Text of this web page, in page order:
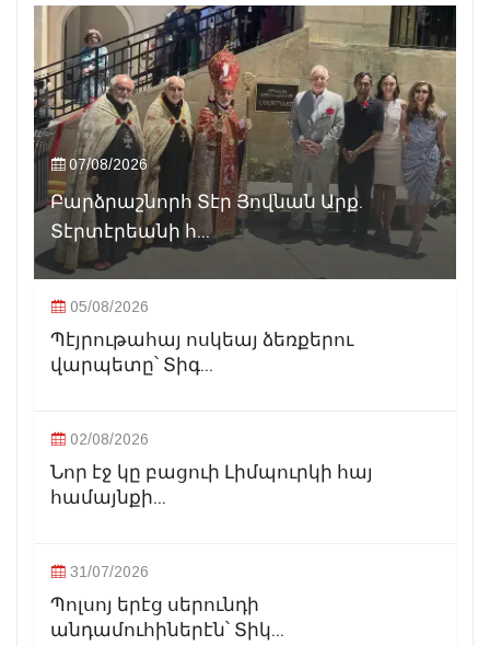
07/08/2026
Բարձրաշնորհ Տէր Յովնան Արք.
Տէրտէրեանի հ...
05/08/2026
Պէյրութահայ ոսկեայ ձեռքերու
վարպետը՝ Տիգ...
02/08/2026
Նոր էջ կը բացուի Լիմպուրկի հայ
համայնքի...
31/07/2026
Պոլսոյ երէց սերունդի
անդամուհիներէն՝ Տիկ...